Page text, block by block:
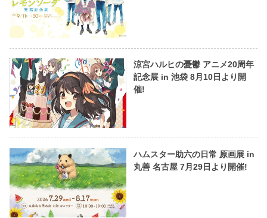
涼宮ハルヒの憂鬱 アニメ20周年
記念展 in 池袋 8月10日より開
催!
ハムスター助六の日常 原画展 in
丸善 名古屋 7月29日より開催!